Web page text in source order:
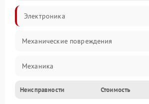
Электроника
Механические повреждения
Механика
Управление
Неисправности Стоимость